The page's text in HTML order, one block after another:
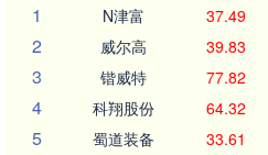
1
N津富 37.49
2 威尔高 39.83
3 锴威特 77.82
4 科翔股份 64.32
5 蜀道装备 33.61